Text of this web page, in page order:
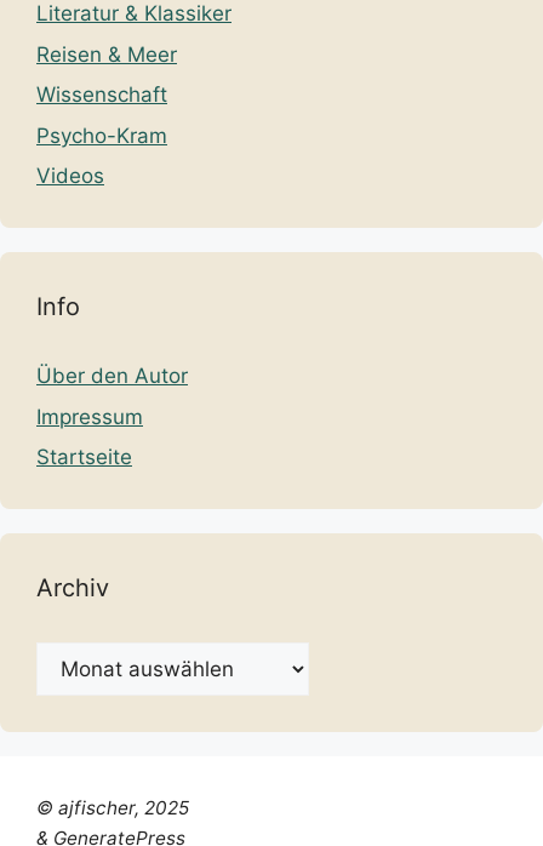
Literatur & Klassiker
Reisen & Meer
Wissenschaft
Psycho-Kram
Videos
Info
Über den Autor
Impressum
Startseite
Archiv
Archiv
© ajfischer, 2025
& GeneratePress